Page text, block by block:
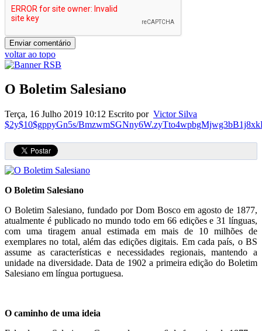
voltar ao topo
O Boletim Salesiano
Terça, 16 Julho 2019 10:12 Escrito por Victor Silva
$2y$10$gppyGn5s/
O Boletim Salesiano
O Boletim Salesiano, fundado por Dom Bosco em agosto de 1877,
atualmente é publicado no mundo todo em 66 edições e 31 línguas,
com uma tiragem anual estimada em mais de 10 milhões de
exemplares no total, além das edições digitais. Em cada país, o BS
assume as características e necessidades regionais, mantendo a
unidade na diversidade. Data de 1902 a primeira edição do Boletim
Salesiano em língua portuguesa.
O caminho de uma ideia